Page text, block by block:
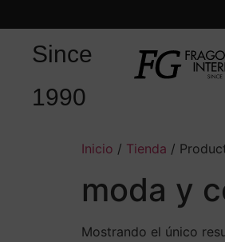
Since
1990
Inicio / Tienda /
moda y
Mostrando el único